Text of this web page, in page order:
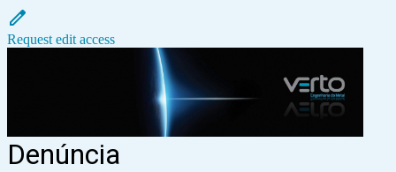
Request edit access
Denúncia